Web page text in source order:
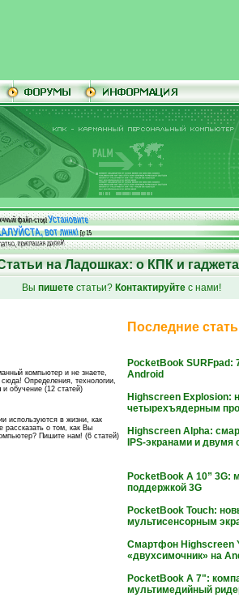
файл-стор!Установите
вот линк!До25
приглашая друзей!
на Ладошках: о КПК и
Вы пишете статьи? Контактируйте с нами!
компьютер и не знаете,
Определения, технологии,
обучение (12 статей)
используются в жизни, как
рассказать о том, как Вы
Пишите нам! (6 статей)
Последние
PocketBook
Android
Highscreen Explosion:
четырехъядерным
Highscreen Alpha:
IPS-экранами и двумя
PocketBook A 10”
поддержкой 3G
PocketBook Touch:
мультисенсорным
Смартфон Highscreen
«двухсимочник» на
PocketBook A 7":
мультимедийный